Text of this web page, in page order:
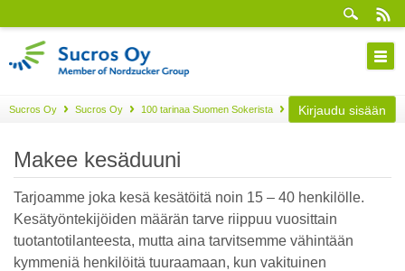
Sucros Oy Sucros Oy 100 tarinaa Suomen Sokerista Osa 44
Kirjaudu sisään
Makee kesäduuni
Tarjoamme joka kesä kesätöitä noin 15 – 40 henkilölle.
Kesätyöntekijöiden määrän tarve riippuu vuosittain
tuotantotilanteesta, mutta aina tarvitsemme vähintään
kymmeniä henkilöitä tuuraamaan, kun vakituinen